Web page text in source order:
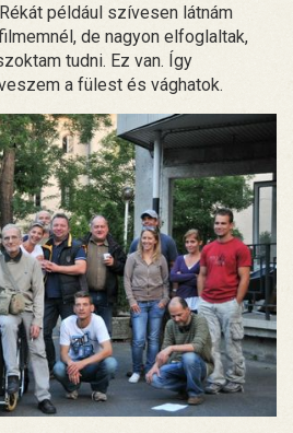
például szívesen látnám
de nagyon elfoglaltak,
tudni. Ez van. Így
a fülest és vághatok.